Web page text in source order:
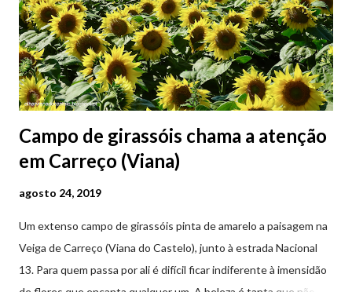
Campo de girassóis chama a atenção
em Carreço (Viana)
agosto 24, 2019
Um extenso campo de girassóis pinta de amarelo a paisagem na
Veiga de Carreço (Viana do Castelo), junto à estrada Nacional
13. Para quem passa por ali é difícil ficar indiferente à imensidão